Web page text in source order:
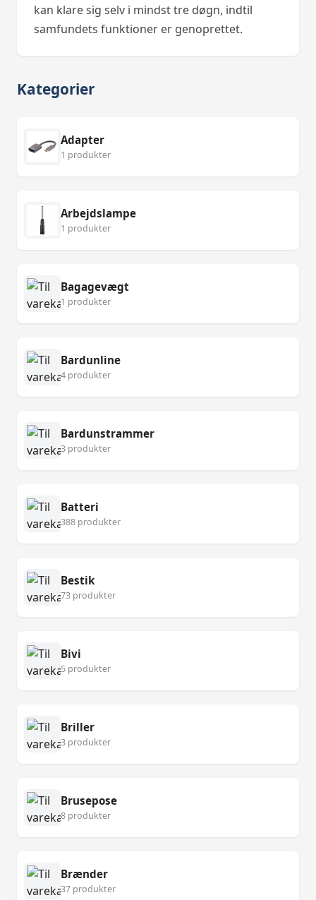
kan klare sig selv i mindst tre døgn, indtil
samfundets funktioner er genoprettet.
Kategorier
Adapter
1 produkter
Arbejdslampe
1 produkter
Bagagevægt
1 produkter
Bardunline
4 produkter
Bardunstrammer
3 produkter
Batteri
388 produkter
Bestik
73 produkter
Bivi
5 produkter
Briller
3 produkter
Brusepose
8 produkter
Brænder
37 produkter